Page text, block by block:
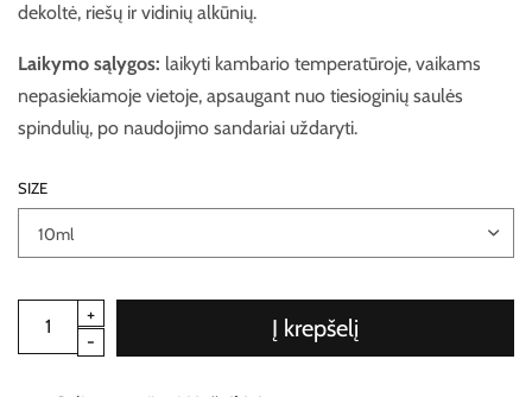
dekoltė, riešų ir vidinių alkūnių.
Laikymo sąlygos: laikyti kambario temperatūroje, vaikams
nepasiekiamoje vietoje, apsaugant nuo tiesioginių saulės
spindulių, po naudojimo sandariai uždaryti.
SIZE
Į krepšelį